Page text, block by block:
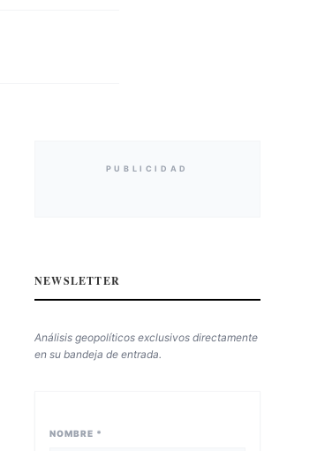
PUBLICIDAD
NEWSLETTER
Análisis geopolíticos exclusivos directamente
en su bandeja de entrada.
NOMBRE *